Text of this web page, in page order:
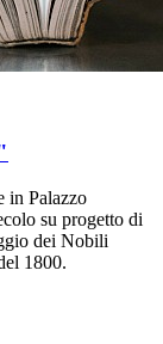
in Palazzo
su progetto di
dei Nobili
1800.